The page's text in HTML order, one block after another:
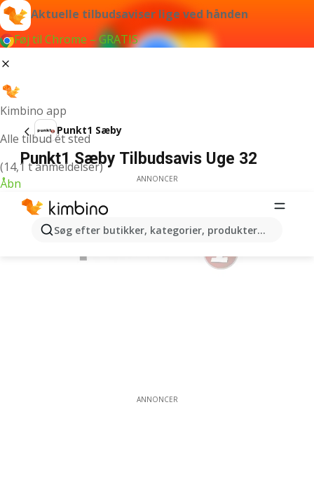
Aktuelle tilbudsaviser lige ved hånden
Føj til Chrome – GRATIS
Kimbino app
Alle tilbud ét sted
(14,1 t anmeldelser)
Åbn
Søg efter butikker, kategorier, produkter...
Punkt1 Sæby
Punkt1 Sæby Tilbudsavis Uge 32
ANNONCER
ANNONCER